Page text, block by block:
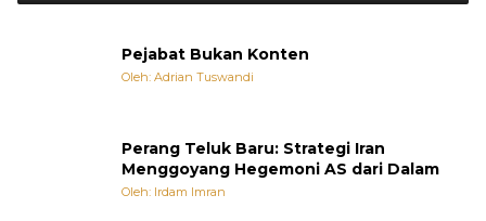
Pejabat Bukan Konten
Oleh: Adrian Tuswandi
Perang Teluk Baru: Strategi Iran
Menggoyang Hegemoni AS dari Dalam
Oleh: Irdam Imran